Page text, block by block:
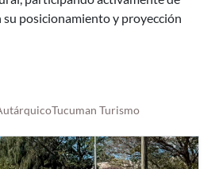
posicionamiento y proyección
Turismo